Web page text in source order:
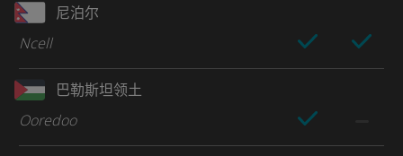
尼泊尔
Ncell
巴勒斯坦领土
Ooredoo